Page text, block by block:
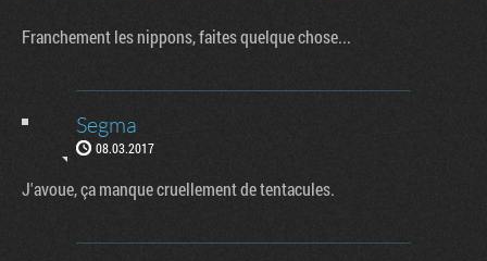
Franchement les nippons, faites quelque chose...
Segma
08.03.2017
J'avoue, ça manque cruellement de tentacules.